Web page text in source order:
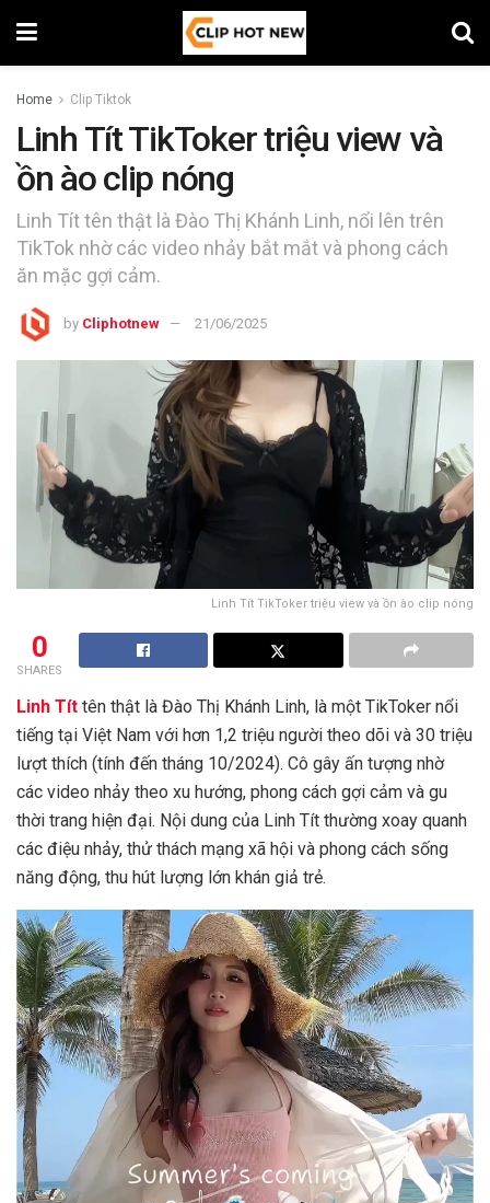
Home Clip Tiktok
Linh Tít TikToker triệu view và
ồn ào clip nóng
Linh Tít tên thật là Đào Thị Khánh Linh, nổi lên trên
TikTok nhờ các video nhảy bắt mắt và phong cách
ăn mặc gợi cảm.
by Cliphotnew 21/06/2025
Linh Tít TikToker triệu view và ồn ào clip nóng
0
SHARES
Linh Tít tên thật là Đào Thị Khánh Linh, là một TikToker nổi
tiếng tại Việt Nam với hơn 1,2 triệu người theo dõi và 30 triệu
lượt thích (tính đến tháng 10/2024). Cô gây ấn tượng nhờ
các video nhảy theo xu hướng, phong cách gợi cảm và gu
thời trang hiện đại. Nội dung của Linh Tít thường xoay quanh
các điệu nhảy, thử thách mạng xã hội và phong cách sống
năng động, thu hút lượng lớn khán giả trẻ.